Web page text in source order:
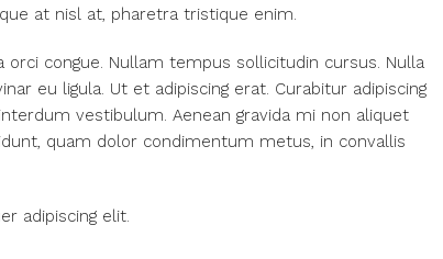
at nisl at, pharetra tristique enim.
congue. Nullam tempus sollicitudin cursus. Nulla
eu ligula. Ut et adipiscing erat. Curabitur adipiscing
vestibulum. Aenean gravida mi non aliquet
quam dolor condimentum metus, in convallis
adipiscing elit.